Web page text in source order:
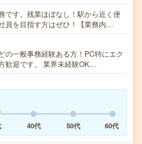
です。残業ほぼなし！駅から近く便
員を目指す方はぜひ！【業務内…
の一般事務経験ある方！PC特にエク
歓迎です。 業界未経験OK…
40代 50代 60代